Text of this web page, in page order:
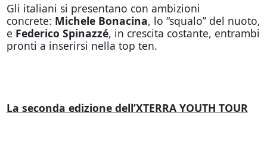
Gli italiani si presentano con ambizioni
concrete: Michele Bonacina, lo “squalo” del nuoto,
e Federico Spinazzé, in crescita costante, entrambi
pronti a inserirsi nella top ten.
La seconda edizione dell’XTERRA YOUTH TOUR